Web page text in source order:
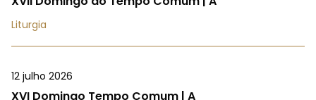
Liturgia
12 julho 2026
XVI Domingo Tempo Comum | A